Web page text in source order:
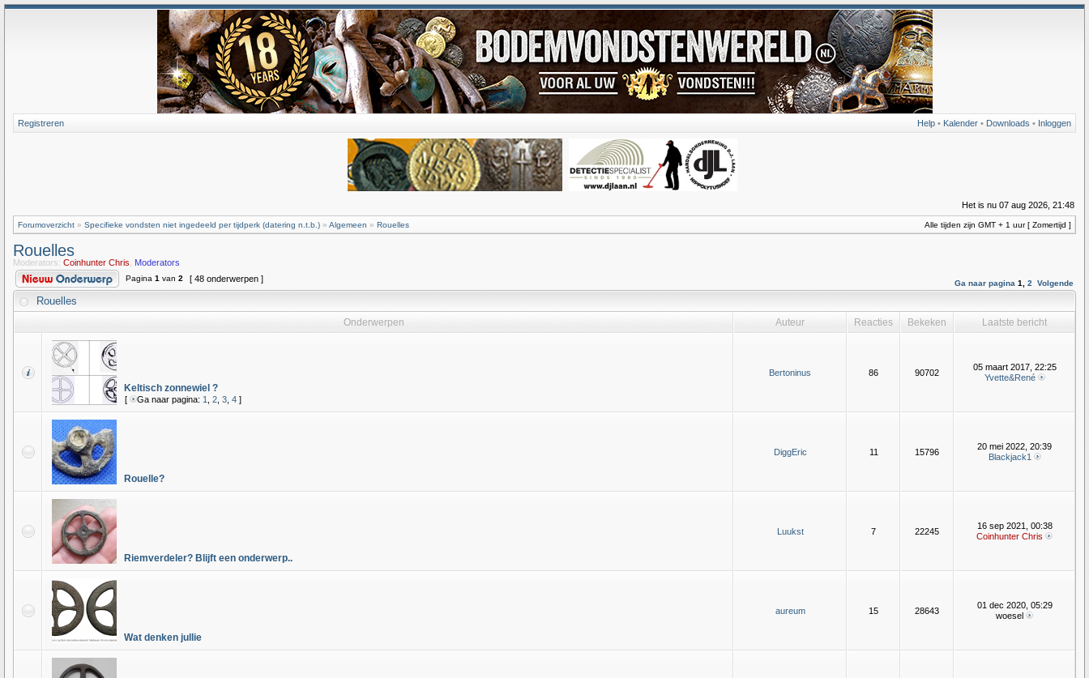
Help • Kalender • Downloads • Inloggen
Registreren
Het is nu 07 aug 2026, 21:48
Forumoverzicht » Specifieke vondsten niet ingedeeld per tijdperk (datering n.t.b.) » Algemeen » Rouelles Alle tijden zijn GMT + 1 uur [ Zomertijd ]
Rouelles
Moderators: Coinhunter Chris Moderators
Pagina 1 van 2 [ 48 onderwerpen ] Ga naar pagina 1 2 Volgende
Rouelles
Onderwerpen Auteur Reacties Bekeken Laatste bericht
Keltisch zonnewiel ?
[ Ga naar pagina: 1 2 3 4 ]
Bertoninus 86 90702
05 maart 2017, 22:25
Yvette&René
Rouelle?
DiggEric 11 15796
20 mei 2022, 20:39
Blackjack1
Riemverdeler? Blijft een onderwerp..
Luukst 7 22245
16 sep 2021, 00:38
Coinhunter Chris
Wat denken jullie
aureum 15 28643
01 dec 2020, 05:29
woesel